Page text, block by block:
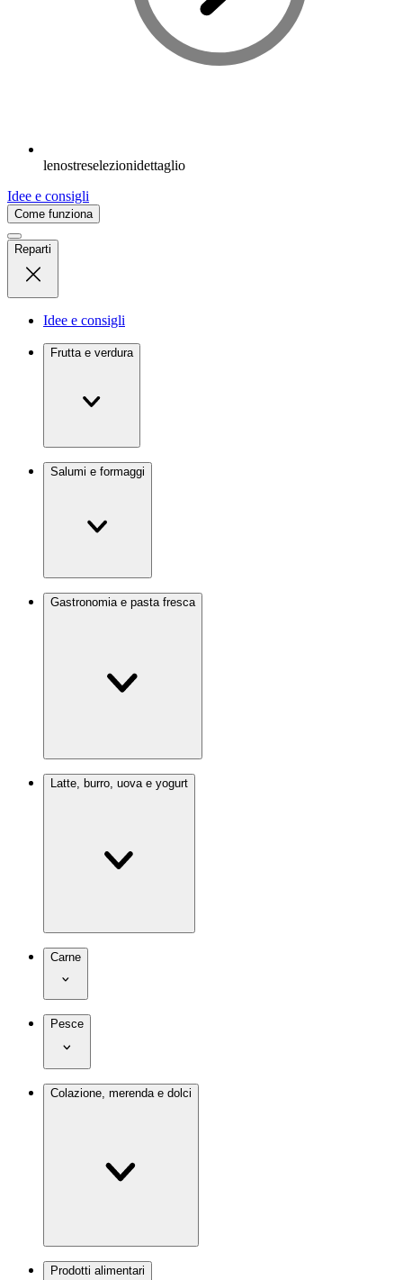
lenostreselezionidettaglio
Idee e consigli
Come funziona
Reparti
Idee e consigli
Frutta e verdura
Salumi e formaggi
Gastronomia e pasta fresca
Latte, burro, uova e yogurt
Carne
Pesce
Colazione, merenda e dolci
Prodotti alimentari